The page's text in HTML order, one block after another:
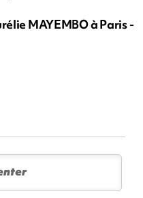
MAYEMBO à Paris -